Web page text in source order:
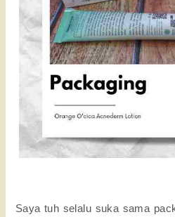
Saya tuh selalu suka sama